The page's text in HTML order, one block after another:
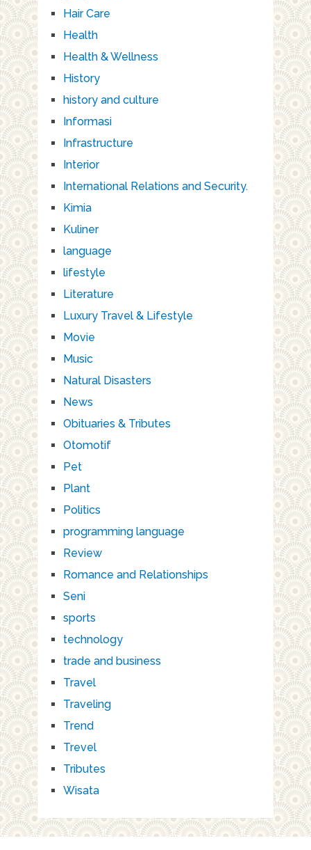
Hair Care
Health
Health & Wellness
History
history and culture
Informasi
Infrastructure
Interior
International Relations and Security.
Kimia
Kuliner
language
lifestyle
Literature
Luxury Travel & Lifestyle
Movie
Music
Natural Disasters
News
Obituaries & Tributes
Otomotif
Pet
Plant
Politics
programming language
Review
Romance and Relationships
Seni
sports
technology
trade and business
Travel
Traveling
Trend
Trevel
Tributes
Wisata